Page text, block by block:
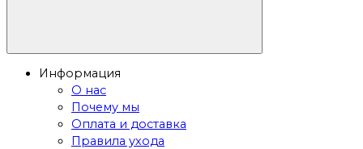
Информация
О нас
Почему мы
Оплата и доставка
Правила ухода